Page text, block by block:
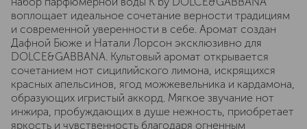
воплощает идеальное сочетание верности традициям
и современной уверенности в себе. Аромат создан
Дафной Бюже и Натали Лорсон эксклюзивно для
DOLCE&GABBANA. Культовый аромат открывается
сочетанием нот сицилийского лимона, искрящихся
красных апельсинов, ягод можжевельника и кардамона,
образующих игристый аккорд. Мягкое звучание нот
инжира, пробуждающих в душе нежность, приобретает
яркость и чувственность благодаря огненным